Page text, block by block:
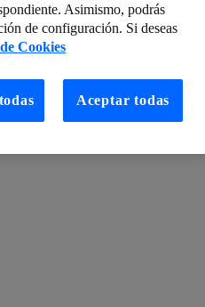
multiacceso: VoLTE y VoWIFi
Asimismo, podrás
de configuración. Si deseas
Cookies
Aceptar todas